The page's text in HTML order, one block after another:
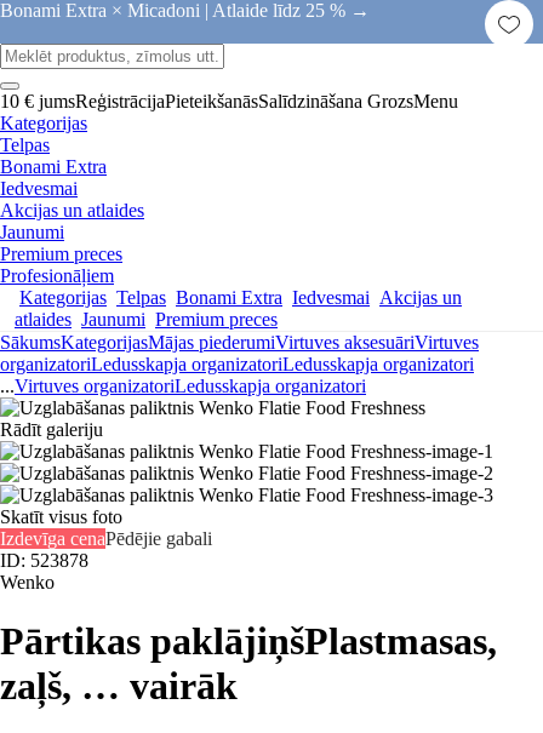
Bonami Extra × Micadoni | Atlaide līdz 25 % →
10 € jumsReģistrācijaPieteikšanāsSalīdzināšana GrozsMenu
Kategorijas
Telpas
Bonami Extra
Iedvesmai
Akcijas un atlaides
Jaunumi
Premium preces
Profesionāļiem
Kategorijas Telpas Bonami Extra Iedvesmai Akcijas un
atlaides Jaunumi Premium preces
SākumsKategorijasMājas piederumiVirtuves aksesuāriVirtuves
organizatoriLedusskapja organizatoriLedusskapja organizatori
...Virtuves organizatoriLedusskapja organizatori
Rādīt galeriju
Skatīt visus foto
Izdevīga cenaPēdējie gabali
ID: 523878
Wenko
Pārtikas paklājiņšPlastmasas,
zaļš, … vairāk